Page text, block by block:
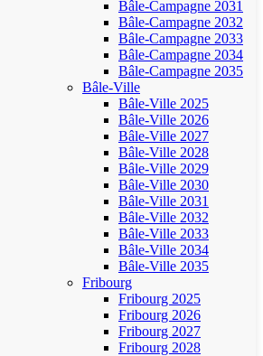
Bâle-Campagne 2031
Bâle-Campagne 2032
Bâle-Campagne 2033
Bâle-Campagne 2034
Bâle-Campagne 2035
Bâle-Ville
Bâle-Ville 2025
Bâle-Ville 2026
Bâle-Ville 2027
Bâle-Ville 2028
Bâle-Ville 2029
Bâle-Ville 2030
Bâle-Ville 2031
Bâle-Ville 2032
Bâle-Ville 2033
Bâle-Ville 2034
Bâle-Ville 2035
Fribourg
Fribourg 2025
Fribourg 2026
Fribourg 2027
Fribourg 2028